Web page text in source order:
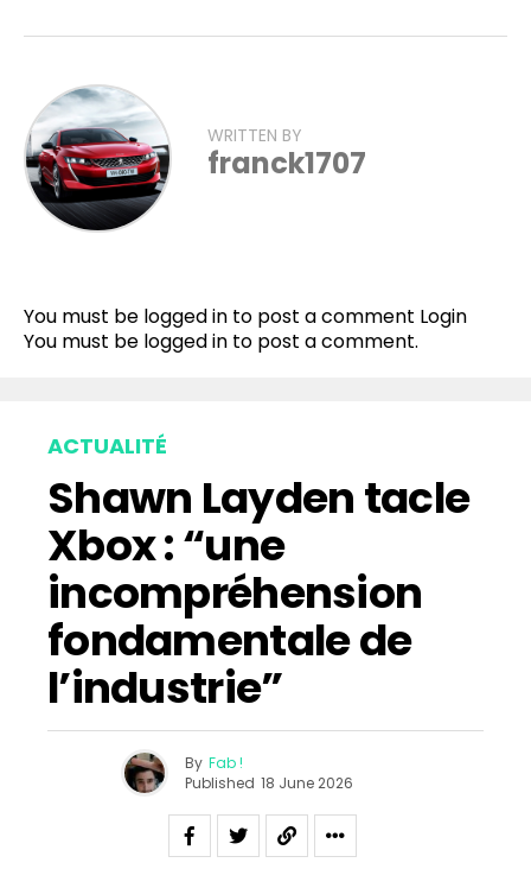
WRITTEN BY
franck1707
You must be logged in to post a comment Login
You must be logged in to post a comment.
ACTUALITÉ
Shawn Layden tacle
Xbox : “une
incompréhension
fondamentale de
l’industrie”
By Fab !
Published 18 June 2026